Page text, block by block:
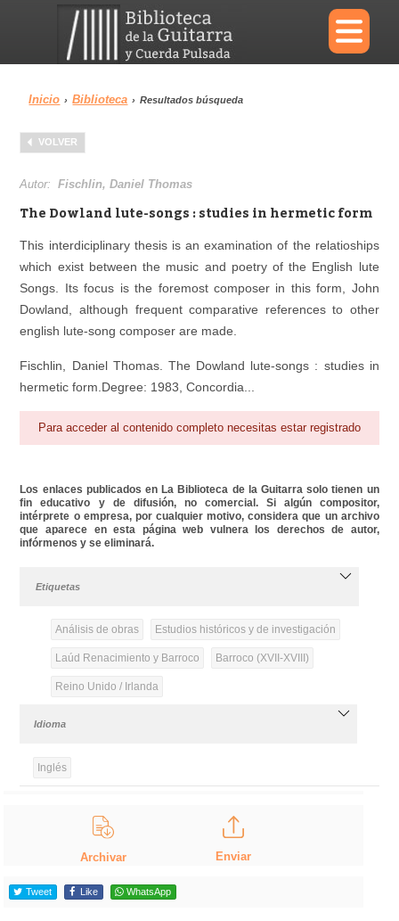
×
Menu
Biblioteca
Área personal Reproductor
Inicio › Biblioteca › Resultados búsqueda
VOLVER
Autor:Fischlin, Daniel Thomas
The Dowland lute-songs : studies in hermetic form
This interdiciplinary thesis is an examination of the relatioships
which exist between the music and poetry of the English lute
Songs. Its focus is the foremost composer in this form, John
Dowland, although frequent comparative references to other
english lute-song composer are made.
Fischlin, Daniel Thomas. The Dowland lute-songs : studies in
hermetic form.Degree: 1983,Concordia...
Para acceder al contenido completo necesitas estar registrado
Los enlaces publicados en La Biblioteca de la Guitarra solo tienen un
fin educativo y de difusión, no comercial. Si algún compositor,
intérprete o empresa, por cualquier motivo, considera que un archivo
que aparece en esta página web vulnera los derechos de autor,
infórmenos y se eliminará.
Etiquetas
Análisis de obras Estudios históricos y de investigación
Laúd Renacimiento y Barroco Barroco (XVII-XVIII)
Reino Unido / Irlanda
Idioma
Inglés
Archivar Enviar
Tweet Like WhatsApp